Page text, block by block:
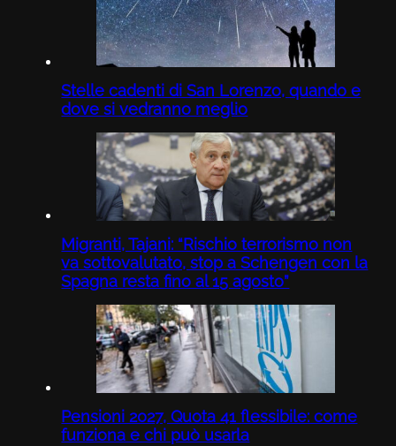
Stelle cadenti di San Lorenzo, quando e
dove si vedranno meglio
Migranti, Tajani: “Rischio terrorismo non
va sottovalutato, stop a Schengen con la
Spagna resta fino al 15 agosto”
Pensioni 2027, Quota 41 flessibile: come
funziona e chi può usarla